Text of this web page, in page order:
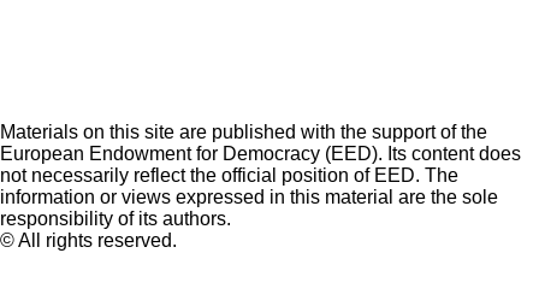
Materials on this site are published with the support of the
European Endowment for Democracy (EED). Its content does
not necessarily reflect the official position of EED. The
information or views expressed in this material are the sole
responsibility of its authors.
© All rights reserved.